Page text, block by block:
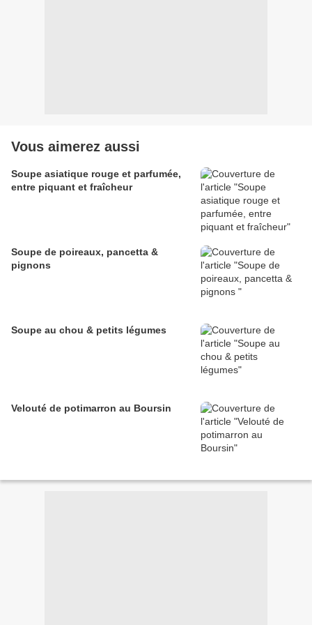
Vous aimerez aussi
Soupe asiatique rouge et parfumée,
entre piquant et fraîcheur
Soupe de poireaux, pancetta &
pignons
Soupe au chou & petits légumes
Velouté de potimarron au Boursin